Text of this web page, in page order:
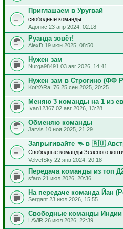
Приглашаем в Уругвай
свободные команды
Адонис 23 апр 2024, 02:18
Руанда зовёт!
AlexD 19 июн 2025, 08:50
Нужен зам
Nurga98491 03 авг 2026, 14:41
Нужен зам в Строгино (ФФ
KotYARa_76 25 сен 2025, 20:25
Меняю 3 команды на 1 из
Ivan12367 02 авг 2026, 13:28
Обменяю команды
Jarvis 10 ноя 2025, 21:29
Запрыгивайте 🦘 в 🇦🇺
Свободные команды Зеленого
VelvetSky 22 янв 2024, 20:18
Передача команды из топ
sfaro 21 июл 2026, 20:36
На передаче команда Йан
Sergant 23 июл 2026, 15:55
Свободные команды Индии
LAViR 26 июл 2026, 22:39